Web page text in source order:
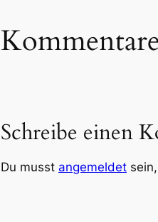
Schreibe einen
Du musst angemeldet